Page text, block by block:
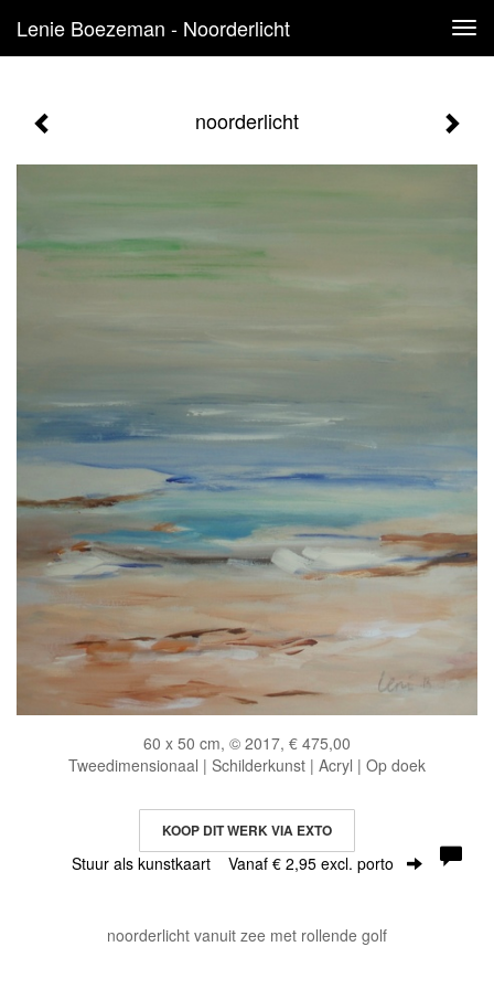
Lenie Boezeman - Noorderlicht
noorderlicht
60 x 50 cm, © 2017, € 475,00
Tweedimensionaal | Schilderkunst | Acryl | Op doek
KOOP DIT WERK VIA EXTO
Stuur als kunstkaart Vanaf € 2,95 excl. porto
noorderlicht vanuit zee met rollende golf